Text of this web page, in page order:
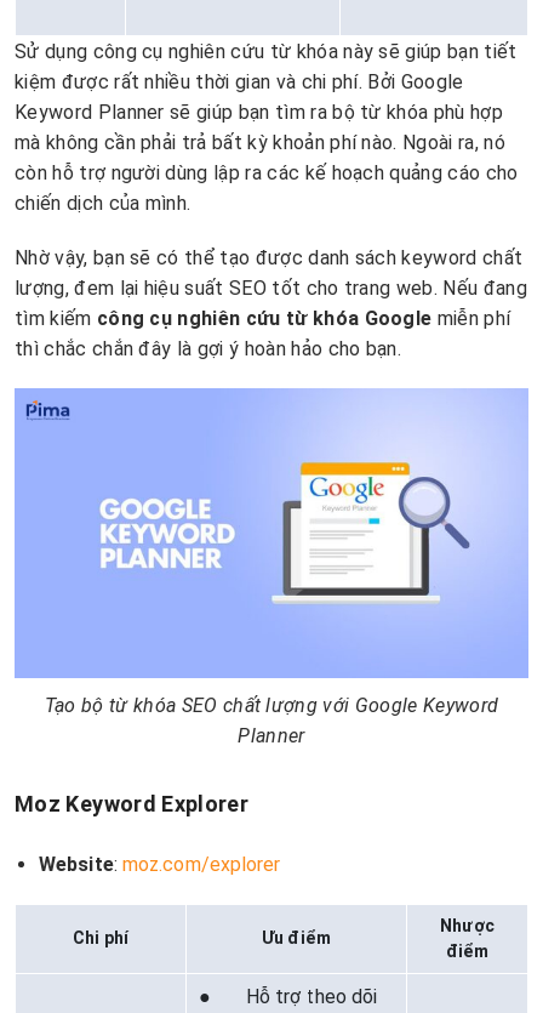
Sử dụng công cụ nghiên cứu từ khóa này sẽ giúp bạn tiết
kiệm được rất nhiều thời gian và chi phí. Bởi Google
Keyword Planner sẽ giúp bạn tìm ra bộ từ khóa phù hợp
mà không cần phải trả bất kỳ khoản phí nào. Ngoài ra, nó
còn hỗ trợ người dùng lập ra các kế hoạch quảng cáo cho
chiến dịch của mình.
Nhờ vậy, bạn sẽ có thể tạo được danh sách keyword chất
lượng, đem lại hiệu suất SEO tốt cho trang web. Nếu đang
tìm kiếm công cụ nghiên cứu từ khóa Google miễn phí
thì chắc chắn đây là gợi ý hoàn hảo cho bạn.
Tạo bộ từ khóa SEO chất lượng với Google Keyword
Planner
Moz Keyword Explorer
Website: moz.com/explorer
Chi phí Ưu điểm
Nhược
điểm
● Hỗ trợ theo dõi